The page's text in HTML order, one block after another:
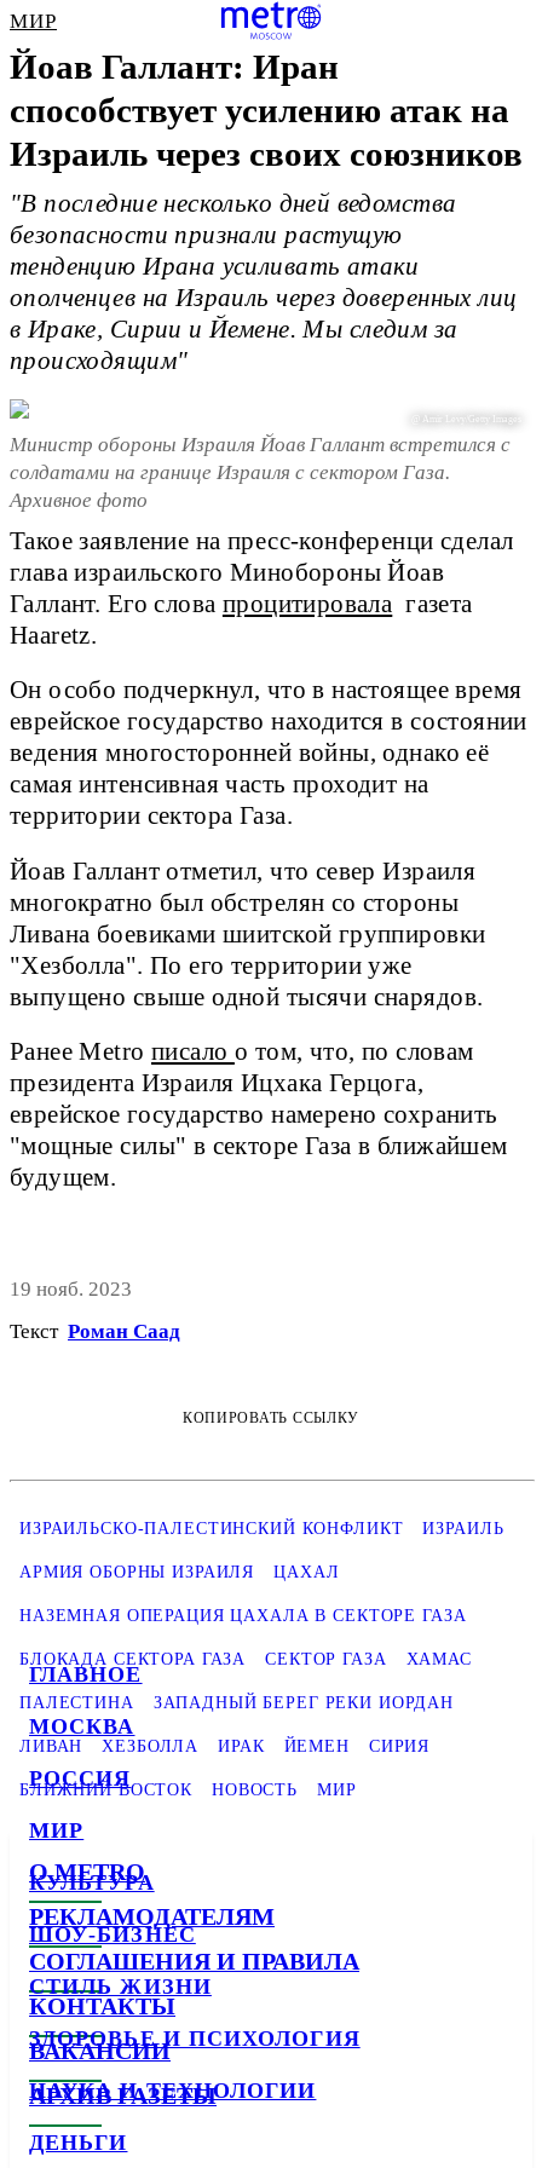
ГЛАВНОЕ
МОСКВА
РОССИЯ
МИР
КУЛЬТУРА
ШОУ-БИЗНЕС
СТИЛЬ ЖИЗНИ
ЗДОРОВЬЕ И ПСИХОЛОГИЯ
НАУКА И ТЕХНОЛОГИИ
ДЕНЬГИ
МИР
Йоав Галлант: Иран
способствует усилению атак на
Израиль через своих союзников
"В последние несколько дней ведомства
безопасности признали растущую
тенденцию Ирана усиливать атаки
ополченцев на Израиль через доверенных лиц
в Ираке, Сирии и Йемене. Мы следим за
происходящим"
@ Amir Levy/Getty Images
Министр обороны Израиля Йоав Галлант встретился с
солдатами на границе Израиля с сектором Газа.
Архивное фото
Такое заявление на пресс-конференци сделал
глава израильского Минобороны Йоав
Галлант. Его слова процитировала газета
Haaretz.
Он особо подчеркнул, что в настоящее время
еврейское государство находится в состоянии
ведения многосторонней войны, однако её
самая интенсивная часть проходит на
территории сектора Газа.
Йоав Галлант отметил, что север Израиля
многократно был обстрелян со стороны
Ливана боевиками шиитской группировки
"Хезболла". По его территории уже
выпущено свыше одной тысячи снарядов.
Ранее Metro писало о том, что, по словам
президента Израиля Ицхака Герцога,
еврейское государство намерено сохранить
"мощные силы" в секторе Газа в ближайшем
будущем.
19 нояб. 2023
Текст Роман Саад
КОПИРОВАТЬ ССЫЛКУ
ИЗРАИЛЬСКО-ПАЛЕСТИНСКИЙ КОНФЛИКТ ИЗРАИЛЬ
АРМИЯ ОБОРНЫ ИЗРАИЛЯ ЦАХАЛ
НАЗЕМНАЯ ОПЕРАЦИЯ ЦАХАЛА В СЕКТОРЕ ГАЗА
БЛОКАДА СЕКТОРА ГАЗА СЕКТОР ГАЗА ХАМАС
ПАЛЕСТИНА ЗАПАДНЫЙ БЕРЕГ РЕКИ ИОРДАН
ЛИВАН ХЕЗБОЛЛА ИРАК ЙЕМЕН СИРИЯ
БЛИЖНИЙ ВОСТОК НОВОСТЬ МИР
О METRO
РЕКЛАМОДАТЕЛЯМ
СОГЛАШЕНИЯ И ПРАВИЛА
КОНТАКТЫ
ВАКАНСИИ
АРХИВ ГАЗЕТЫ